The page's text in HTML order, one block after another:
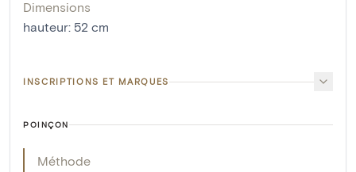
Dimensions
hauteur: 52 cm
INSCRIPTIONS ET MARQUES
POINÇON
Méthode